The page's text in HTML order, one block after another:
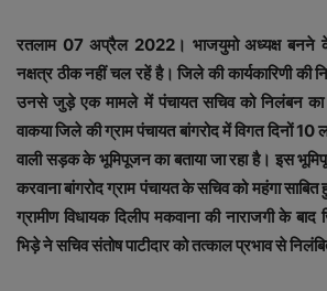
रतलाम 07 अप्रैल 2022। भाजयुमो अध्यक्ष बनने
नक्षत्र ठीक नहीं चल रहें है। जिले की कार्यकारिणी की
उनसे जुड़े एक मामले में पंचायत सचिव को निलंबन का
वाकया जिले की ग्राम पंचायत बांगरोद में विगत दिनों
वाली सड़क के भूमिपूजन का बताया जा रहा है। इस
करवाना बांगरोद ग्राम पंचायत के सचिव को महंगा
ग्रामीण विधायक दिलीप मकवाना की नाराजगी के
भिड़े ने सचिव संतोष पाटीदार को तत्काल प्रभाव से